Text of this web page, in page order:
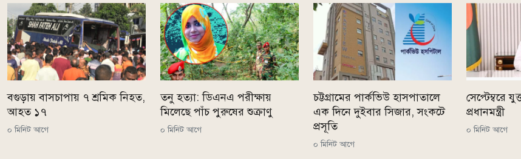
বগুড়ায় বাসচাপায় ৭ শ্রমিক নিহত,
আহত ১৭
০ মিনিট আগে
তনু হত্যা: ডিএনএ পরীক্ষায়
মিলেছে পাঁচ পুরুষের শুক্রাণু
০ মিনিট আগে
চট্টগ্রামের পার্কভিউ হাসপাতালে
এক দিনে দুইবার সিজার, সংকটে
প্রসূতি
০ মিনিট আগে
সেপ্টেম্বরে
প্রধানমন্ত্রী
০ মিনিট আগে